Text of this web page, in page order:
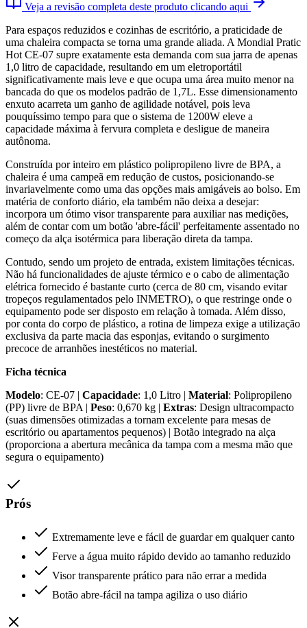
Veja a revisão completa deste produto clicando aqui
Para espaços reduzidos e cozinhas de escritório, a praticidade de
uma chaleira compacta se torna uma grande aliada. A Mondial Pratic
Hot CE-07 supre exatamente esta demanda com sua jarra de apenas
1,0 litro de capacidade, resultando em um eletroportátil
significativamente mais leve e que ocupa uma área muito menor na
bancada do que os modelos padrão de 1,7L. Esse dimensionamento
enxuto acarreta um ganho de agilidade notável, pois leva
pouquíssimo tempo para que o sistema de 1200W eleve a
capacidade máxima à fervura completa e desligue de maneira
autônoma.
Construída por inteiro em plástico polipropileno livre de BPA, a
chaleira é uma campeã em redução de custos, posicionando-se
invariavelmente como uma das opções mais amigáveis ao bolso. Em
matéria de conforto diário, ela também não deixa a desejar:
incorpora um ótimo visor transparente para auxiliar nas medições,
além de contar com um botão 'abre-fácil' perfeitamente assentado no
começo da alça isotérmica para liberação direta da tampa.
Contudo, sendo um projeto de entrada, existem limitações técnicas.
Não há funcionalidades de ajuste térmico e o cabo de alimentação
elétrica fornecido é bastante curto (cerca de 80 cm, visando evitar
tropeços regulamentados pelo INMETRO), o que restringe onde o
equipamento pode ser disposto em relação à tomada. Além disso,
por conta do corpo de plástico, a rotina de limpeza exige a utilização
exclusiva da parte macia das esponjas, evitando o surgimento
precoce de arranhões inestéticos no material.
Ficha técnica
Modelo: CE-07 | Capacidade: 1,0 Litro | Material: Polipropileno
(PP) livre de BPA | Peso: 0,670 kg | Extras: Design ultracompacto
(suas dimensões otimizadas a tornam excelente para mesas de
escritório ou apartamentos pequenos) | Botão integrado na alça
(proporciona a abertura mecânica da tampa com a mesma mão que
segura o equipamento)
Prós
Extremamente leve e fácil de guardar em qualquer canto
Ferve a água muito rápido devido ao tamanho reduzido
Visor transparente prático para não errar a medida
Botão abre-fácil na tampa agiliza o uso diário